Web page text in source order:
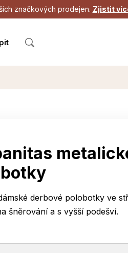
značkových prodejen. Zjistit
derbové polobotky ve
šněrování a s vyšší podešví.